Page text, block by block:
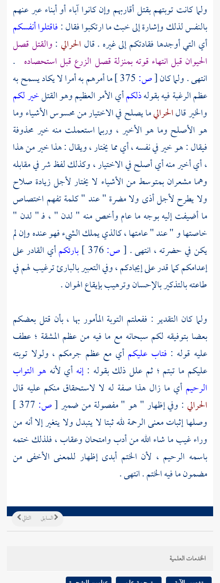
ولما كانت توبتهم بقتل أقاربهم وإن كانوا آباء أو أبناء عبر عنهم
بالنفس لذلك وإشارة إلى خبث ما ارتكبوا فقال :فاقتلوا أنفسكم
أي التي أوجدها فقادتكم إلى غيره . قال الحرالي :والقتل قصل
الحيوان قبل انتهاء قوته بمنزلة قصل الزرع قبل استحصاده .
انتهى . ولما كان[ص:
ما أمرهم به أمرا لا يكاد يسمح به
عظم الرغبة فيه بقولهذلكمأي الأمر العظيم وهو القتلخير لكم
والخير قالالحراليما يصلح في الاختيار من محسوس الأشياء وما
هو الأصلح وما هو الأخير ، وربما استعملت منه خير محذوفة
فيقال : هو خير في نفسه ، أي مما يختار ، ويقال : هذا خير من هذا
، أي أخير منه أي أصلح في الاختيار ، وكذلك لفظ شر في مقابله
وهما مشعران بمتوسط من الأشياء لا يختار لأجل زيادة صلاح
ولا يطرح لأجل أذى ولا مضرة " عند " كلمة تفهم اختصاص
ما أضيفت إليه بوجه ما عام وأخص منه " لدن " ، فـ " لدن "
خاصتها و " عند " عامتها ، كالذي يملك الشيء فهو عنده وإن لم
يكن في حضرته ، انتهى . [ص: بارئكمأي القادر على
إعدامكم كما قدر على إيجادكم ، وفي التعبير بالبارئ ترغيب لهم في
طاعته بالتذكير بالإحسان وترهيب بإيقاع الهوان .
ولما كان التقدير : ففعلتم التوبة المأمور بها ، بأن قتل بعضكم
بعضا بتوفيقه لكم سبحانه مع ما فيه من عظم المشقة ؛ عطف
عليه قوله : فتاب عليكمأي مع عظم جرمكم ، ولولا توبته
عليكم ما تبتم ؛ ثم علل ذلك بقوله :إنه أي لأنه هو التواب
الرحيمأي ما زال هذا صفة له لا لاستحقاق منكم عليه قال
الحرالي : وفي إظهار " هو " مفصولة من ضمير[ص:
وصلها إثبات معنى الرحمة لله ثبتا لا يتبدل ولا يتغير إلا أنه من
وراء غيب ما شاء الله من أدب وامتحان وعقاب ، فلذلك ختمه
باسمه الرحيم ، لأن الختم أبدى إظهار للمعنى الأخفى من
مضمون ما فيه الختم . انتهى .
التالي السابق
الخدمات العلمية